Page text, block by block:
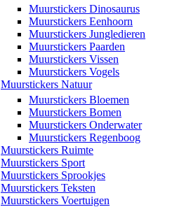
Muurstickers Dinosaurus
Muurstickers Eenhoorn
Muurstickers Jungledieren
Muurstickers Paarden
Muurstickers Vissen
Muurstickers Vogels
Muurstickers Natuur
Muurstickers Bloemen
Muurstickers Bomen
Muurstickers Onderwater
Muurstickers Regenboog
Muurstickers Ruimte
Muurstickers Sport
Muurstickers Sprookjes
Muurstickers Teksten
Muurstickers Voertuigen